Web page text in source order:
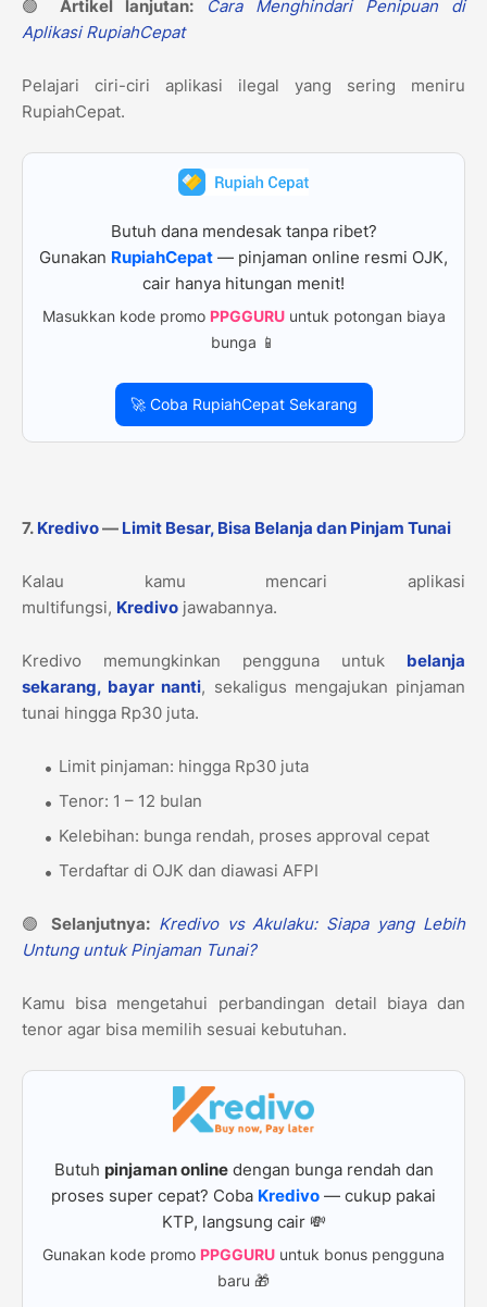
🟢 Artikel lanjutan:
Cara Menghindari Penipuan di
Aplikasi RupiahCepat
Pelajari ciri-ciri aplikasi ilegal yang sering meniru
RupiahCepat.
Butuh dana mendesak tanpa ribet?
Gunakan RupiahCepat — pinjaman online resmi OJK,
cair hanya hitungan menit!
Masukkan kode promo PPGGURUuntuk potongan biaya
bunga 📱
🚀 Coba RupiahCepat Sekarang
7. Kredivo— Limit Besar, Bisa Belanja dan Pinjam Tunai
Kalau kamu mencari aplikasi
multifungsi, Kredivo jawabannya.
Kredivo memungkinkan pengguna untuk belanja
sekarang, bayar nanti, sekaligus mengajukan pinjaman
tunai hingga Rp30 juta.
Limit pinjaman: hingga Rp30 juta
Tenor: 1 – 12 bulan
Kelebihan: bunga rendah, proses approval cepat
Terdaftar di OJK dan diawasi AFPI
🟢 Selanjutnya: Kredivo vs Akulaku: Siapa yang Lebih
Untung untuk Pinjaman Tunai?
Kamu bisa mengetahui perbandingan detail biaya dan
tenor agar bisa memilih sesuai kebutuhan.
Butuh pinjaman onlinedengan bunga rendah dan
proses super cepat? Coba Kredivo — cukup pakai
KTP, langsung cair 💸
Gunakan kode promo PPGGURU untuk bonus pengguna
baru 🎁